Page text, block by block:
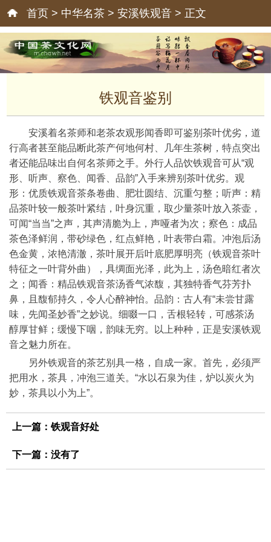
首页 > 中华名茶 > 安溪铁观音 > 正文
铁观音鉴别
安溪着名茶师和老茶农观形闻香即可鉴别茶叶优劣，道
行高者甚至能品断此茶产何地何村、几年生茶树，特点突出
者还能品味出自何名茶师之手。外行人品饮铁观音可从“观
形、听声、察色、闻香、品韵”入手来辨别茶叶优劣。观
形：优质铁观音茶条卷曲、肥壮圆结、沉重匀整；听声：精
品茶叶较一般茶叶紧结，叶身沉重，取少量茶叶放入茶壶，
可闻“当当”之声，其声清脆为上，声哑者为次；察色：成品
茶色泽鲜润，带砂绿色，红点鲜艳，叶表带白霜。冲泡后汤
色金黄，浓艳清澈，茶叶展开后叶底肥厚明亮（铁观音茶叶
特征之一叶背外曲），具绸面光泽，此为上，汤色暗红者次
之；闻香：精品铁观音茶汤香气浓馥，其独特香气芬芳扑
鼻，且馥郁持久，令人心醉神怡。品韵：古人有“未尝甘露
味，先闻圣妙香”之妙说。细啜一口，舌根轻转，可感茶汤
醇厚甘鲜；缓慢下咽，韵味无穷。以上种种，正是安溪铁观
音之魅力所在。
另外铁观音的茶艺别具一格，自成一家。首先，必须严
把用水，茶具，冲泡三道关。“水以石泉为佳，炉以炭火为
妙，茶具以小为上”。
上一篇： 铁观音好处
下一篇：没有了